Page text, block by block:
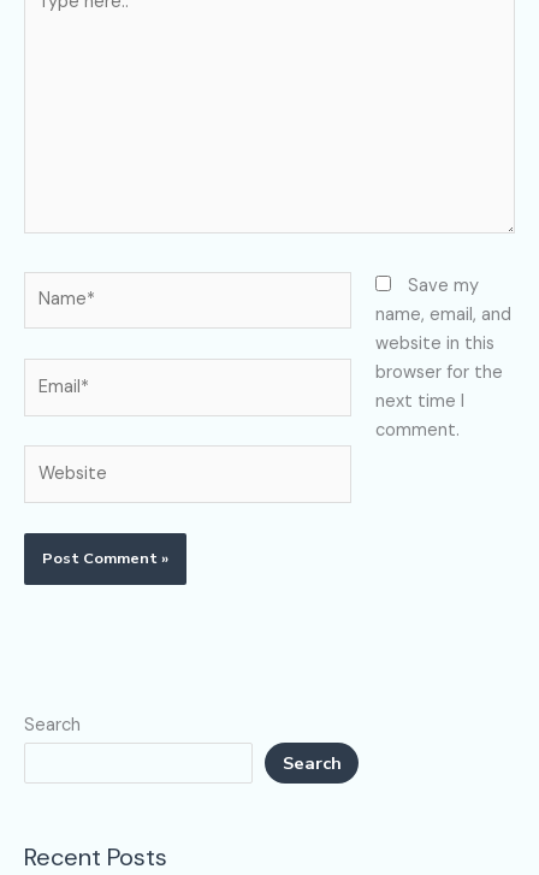
here..
Save my
name, email, and
website in this
browser for the
next time I
comment.
Search
Search
Recent Posts